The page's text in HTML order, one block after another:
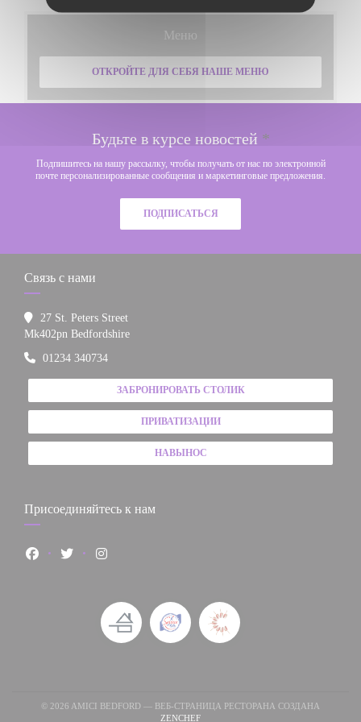
Меню
ОТКРОЙТЕ ДЛЯ СЕБЯ НАШЕ МЕНЮ
Будьте в курсе новостей *
Подпишитесь на нашу рассылку, чтобы получать от нас по электронной
почте персонализированные сообщения и маркетинговые предложения.
ПОДПИСАТЬСЯ
Связь с нами
27 St. Peters Street
Mk402pn Bedfordshire((открывается в новом окне))
01234 340734
ЗАБРОНИРОВАТЬ СТОЛИК
ПРИВАТИЗАЦИИ
НАВЫНОС
Присоединяйтесь к нам
Facebook ((открывается в новом окне))
Twitter ((открывается в новом окне))
Instagram ((открывается в новом окне))
© 2026 AMICI BEDFORD — ВЕБ-СТРАНИЦА РЕСТОРАНА СОЗДАНА
ZENCHEF((ОТКРЫВАЕТСЯ В НОВОМ ОКНЕ))